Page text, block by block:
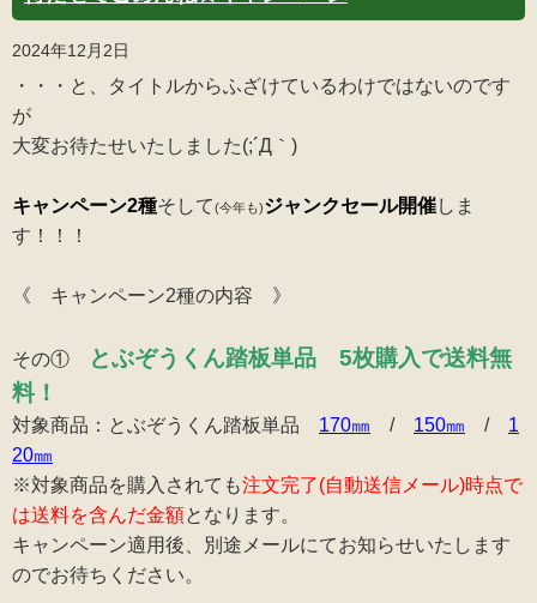
2024年12月2日
・・・と、タイトルからふざけているわけではないのです
が
大変お待たせいたしました(;´Д｀)
キャンペーン2種そして(今年も)ジャンクセール開催しま
す！！！
《 キャンペーン2種の内容 》
その①
とぶぞうくん踏板単品 5枚購入で送料無
料！
対象商品：とぶぞうくん踏板単品 170㎜ / 150㎜ / 1
20㎜
※対象商品を購入されても注文完了(自動送信メール)時点で
は送料を含んだ金額となります。
キャンペーン適用後、別途メールにてお知らせいたします
のでお待ちください。